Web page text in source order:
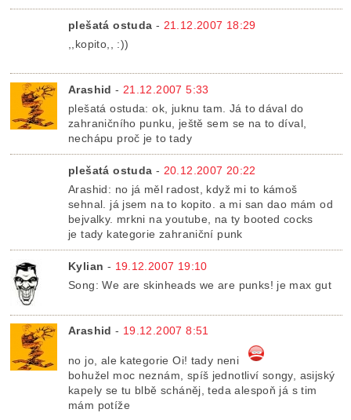
plešatá ostuda - 21.12.2007 18:29
,,kopito,, :))
Arashid - 21.12.2007 5:33
plešatá ostuda: ok, juknu tam. Já to dával do
zahraničního punku, ještě sem se na to díval,
nechápu proč je to tady
plešatá ostuda - 20.12.2007 20:22
Arashid: no já měl radost, když mi to kámoš
sehnal. já jsem na to kopito. a mi san dao mám od
bejvalky. mrkni na youtube, na ty booted cocks
je tady kategorie zahraniční punk
Kylian - 19.12.2007 19:10
Song: We are skinheads we are punks! je max gut
Arashid - 19.12.2007 8:51
no jo, ale kategorie Oi! tady neni
bohužel moc neznám, spíš jednotliví songy, asijský
kapely se tu blbě scháněj, teda alespoň já s tim
mám potíže